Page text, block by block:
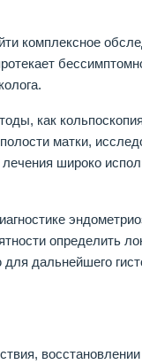
комплексное
как
матки,
широко
определить
дальнейшего